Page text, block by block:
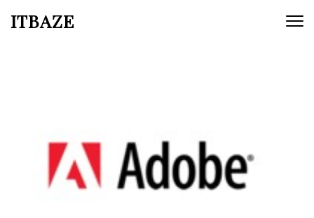
ITBAZE